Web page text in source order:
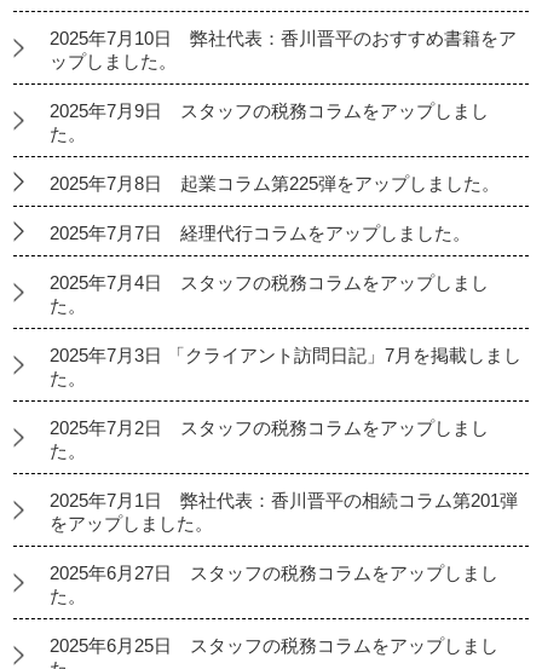
2025年7月10日 弊社代表：香川晋平のおすすめ書籍をア
ップしました。
2025年7月9日 スタッフの税務コラムをアップしまし
た。
2025年7月8日 起業コラム第225弾をアップしました。
2025年7月7日 経理代行コラムをアップしました。
2025年7月4日 スタッフの税務コラムをアップしまし
た。
2025年7月3日 「クライアント訪問日記」7月を掲載しまし
た。
2025年7月2日 スタッフの税務コラムをアップしまし
た。
2025年7月1日 弊社代表：香川晋平の相続コラム第201弾
をアップしました。
2025年6月27日 スタッフの税務コラムをアップしまし
た。
2025年6月25日 スタッフの税務コラムをアップしまし